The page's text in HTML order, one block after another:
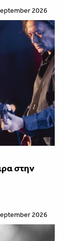
2026
στην
2026